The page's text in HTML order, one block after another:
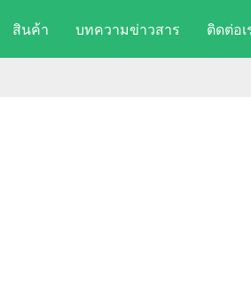
สินค้า บทความข่าวสาร ติดต่อเ